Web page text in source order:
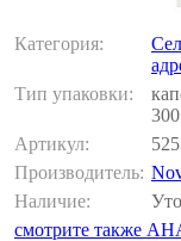
Категория:
Тип упаковки:
Артикул:
Производитель:
Наличие:
смотрите также